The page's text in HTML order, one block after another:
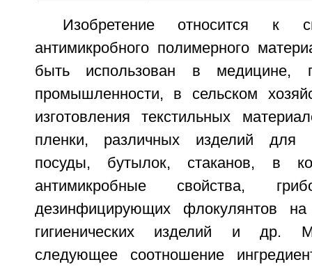
Изобретение относится к
антимикробного полимерного
быть использован в медицине,
промышленности, в сельском
изготовления текстильных
пленки, различных изделий для
посуды, бутылок, стаканов, в
антимикробные свойства,
дезинфицирующих флокулянтов на
гигиенических изделий и др.
следующее соотношение